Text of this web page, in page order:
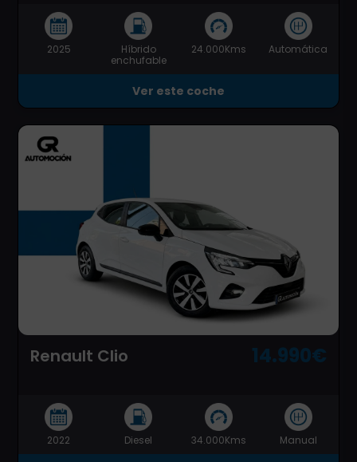
2025
Híbrido
enchufable
24.000Kms Automática
Ver este coche
Renault Clio 14.990€
2022 Diesel 34.000Kms Manual